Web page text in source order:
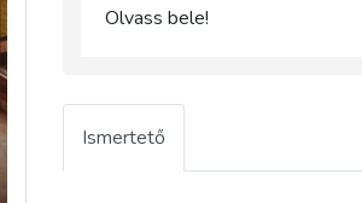
Olvass bele!
Ismertető